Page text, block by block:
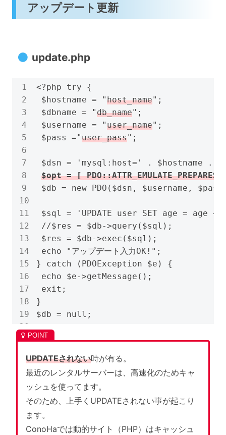
アップデート更新
update.php
<?php try {
$hostname = "host_name";
$dbname = "db_name";
$username = "user_name";
$pass ="user_pass";
$dsn = 'mysql:host=' . $hostname
$db = new PDO($dsn, $username,
$sql = 'UPDATE user SET age = age
//$res = $db->query($sql);
$res = $db->exec($sql);
echo "アップデート入力OK!";
} catch (PDOException $e) {
echo $e->getMessage();
exit;
}
$db = null;
UPDATEされない時が有る。
最近のレンタルサーバーは、高速化のためキャ
ッシュを使ってます。
そのため、上手くUPDATEされない事が起こり
ます。
ConoHaでは動的サイト（PHP）はキャッシュ